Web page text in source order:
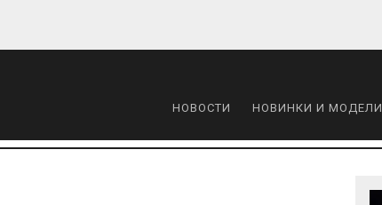
НОВОСТИ НОВИНКИ И МОДЕЛИ